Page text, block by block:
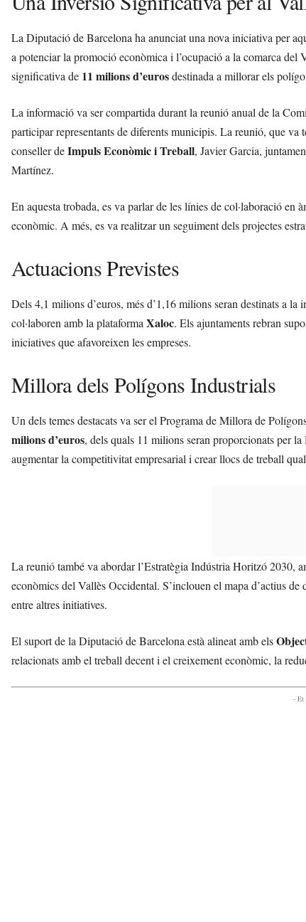
La Diputació de Barcelona ha anunciat una nova iniciativa per
a potenciar la promoció econòmica i l’ocupació a la comarca
significativa de 11 milions d’eurosdestinada a millorar els
La informació va ser compartida durant la reunió anual de la
participar representants de diferents municipis. La reunió, que
conseller deImpuls Econòmic i Treball, Javier Garcia,
Martínez.
En aquesta trobada, es va parlar de les línies de col·laboració
econòmic. A més, es va realitzar un seguiment dels projectes
Actuacions Previstes
Dels 4,1 milions d’euros, més d’1,16 milions seran destinats a
col·laboren amb la plataformaXaloc. Els ajuntaments rebran
iniciatives que afavoreixen les empreses.
Millora dels Polígons Industrials
Un dels temes destacats va ser el Programa de Millora de
milions d’euros, dels quals 11 milions seran proporcionats per
augmentar la competitivitat empresarial i crear llocs de treball
La reunió també va abordar l’Estratègia Indústria Horitzó 2030,
econòmics del Vallès Occidental. S’inclouen el mapa d’actius
entre altres initiatives.
El suport de la Diputació de Barcelona està alineat amb els
relacionats amb el treball decent i el creixement econòmic, la
- Et